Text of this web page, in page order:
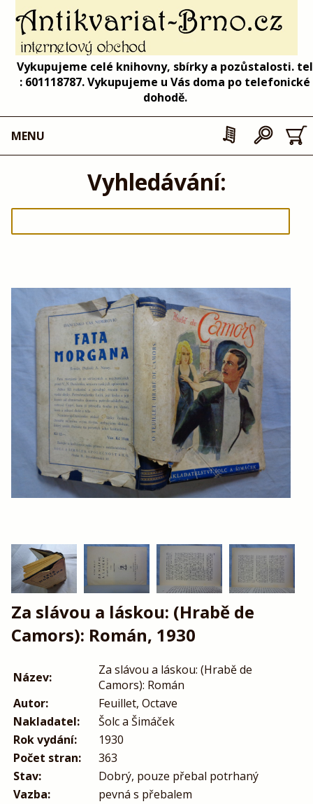
Vykupujeme celé knihovny, sbírky a pozůstalosti. tel
: 601118787. Vykupujeme u Vás doma po telefonické
dohodě.
MENU
Vyhledávání:
Za slávou a láskou: (Hrabě de
Camors): Román, 1930
Název:
Za slávou a láskou: (Hrabě de
Camors): Román
Autor:
Feuillet, Octave
Nakladatel:
Šolc a Šimáček
Rok vydání:
1930
Počet stran:
363
Stav:
Dobrý, pouze přebal potrhaný
Vazba:
pevná s přebalem